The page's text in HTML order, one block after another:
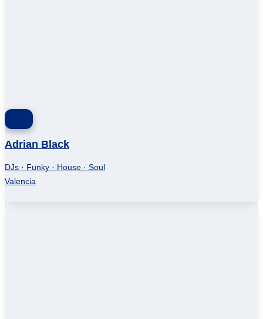
Adrian Black
DJs · Funky · House · Soul
Valencia